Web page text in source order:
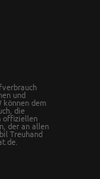
und
können dem
die
offiziellen
der an allen
Treuhand